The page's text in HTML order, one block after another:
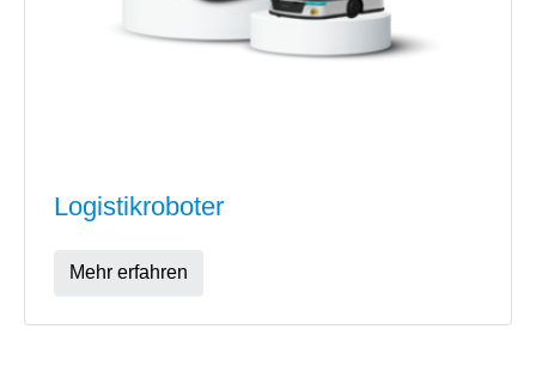
Logistikroboter
Mehr erfahren